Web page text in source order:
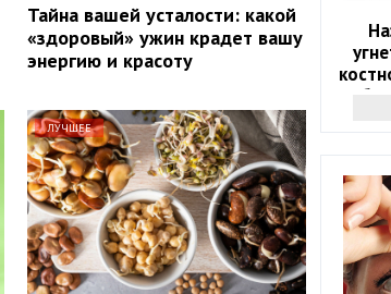
Тайна вашей усталости: какой
«здоровый» ужин крадет вашу
энергию и красоту
ЛУЧШЕЕ